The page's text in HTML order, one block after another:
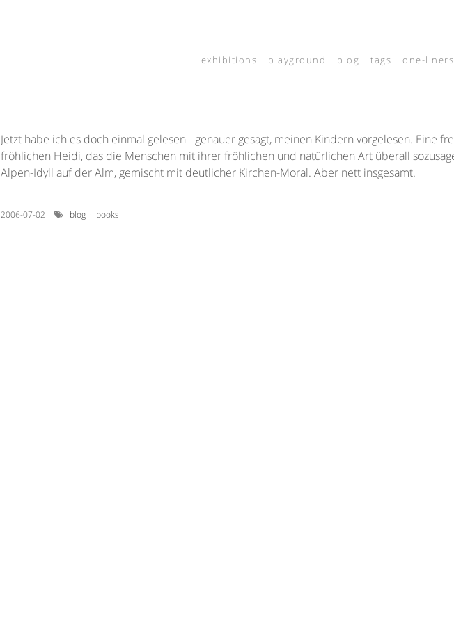
exhibitions playground blog tags one-liners
Jetzt habe ich es doch einmal gelesen - genauer gesagt, meinen Kindern vorgelesen. Eine
fröhlichen Heidi, das die Menschen mit ihrer fröhlichen und natürlichen Art überall
Alpen-Idyll auf der Alm, gemischt mit deutlicher Kirchen-Moral. Aber nett insgesamt.
2006-07-02 blog · books